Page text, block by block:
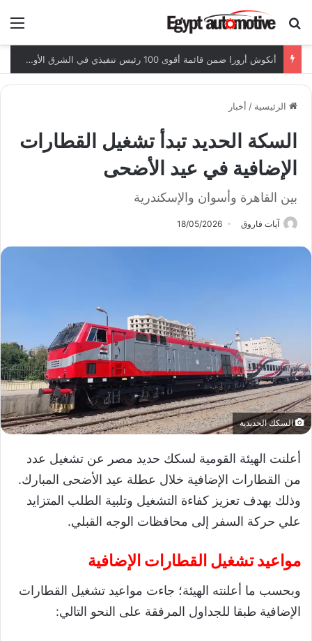
ابحث عن
أنكوش أرورا ضمن قائمة أقوى 100 رئيس تنفيذي في الشرق الأوسط لعام 2026
الرئيسية / أخبار
السكة الحديد تبدأ تشغيل القطارات
الإضافية في عيد الأضحى
بين القاهرة وأسوان والإسكندرية
آيات فاروق 18/05/2026
السكك الحديدية
أعلنت الهيئة القومية لسكك حديد مصر عن تشغيل عدد
من القطارات الإضافية خلال عطلة عيد الأضحى المبارك.
وذلك بهدف تعزيز كفاءة التشغيل وتلبية الطلب المتزايد
علي حركة السفر إلى محافظات الوجه القبلي.
مواعيد تشغيل القطارات الإضافية
وبحسب ما أعلنته الهيئة؛ جاءت مواعيد تشغيل القطارات
الإضافية طبقا للجداول المرفقة على النحو التالي: